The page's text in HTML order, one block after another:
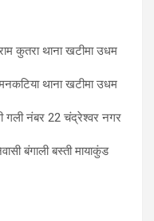
कुतरा थाना खटीमा उधम
थाना खटीमा उधम
गली नंबर 22 चंद्रेश्वर नगर
बंगाली बस्ती मायाकुंड